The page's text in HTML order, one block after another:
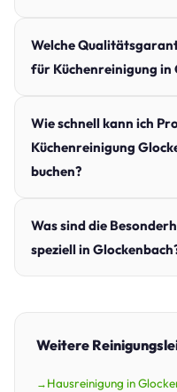
Welche
für Küchenreinigung in
Wie schnell kann ich
Küchenreinigung
buchen?
Was sind die
speziell in
Weitere
Hausreinigung in